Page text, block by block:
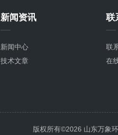
新闻资讯
新闻中心
技术文章
联
联
在
版权所有©2026 山东万象